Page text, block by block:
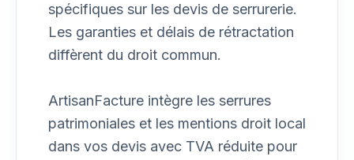
spécifiques sur les devis de serrurerie.
Les garanties et délais de rétractation
diffèrent du droit commun.
ArtisanFacture intègre les serrures
patrimoniales et les mentions droit local
dans vos devis avec TVA réduite pour